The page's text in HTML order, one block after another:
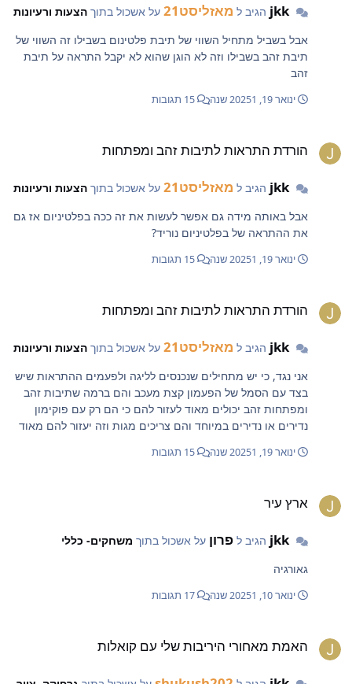
jkk הגיב ל מאזליסט21 על אשכול בתוך הצעות ורעיונות
אבל בשביל מתחיל השווי של תיבת פלטינום בשבילו זה השווי של
תיבת זהב בשבילו וזה לא הוגן שהוא לא יקבל התראה על תיבת
זהב
ינואר 19, 2025 1 שנה
הורדת התראות לתיבות זהב ומפתחות
jkk הגיב ל מאזליסט21 על אשכול בתוך הצעות ורעיונות
אבל באותה מידה גם אפשר לעשות את זה ככה בפלטיניום אז גם
את ההתראה של בפלטיניום נוריד?
ינואר 19, 2025 1 שנה
הורדת התראות לתיבות זהב ומפתחות
jkk הגיב ל מאזליסט21 על אשכול בתוך הצעות ורעיונות
אני נגד, כי יש מתחילים שנכנסים לליגה ולפעמים ההתראות שיש
בצד עם הסמל של הפעמון קצת מעכב והם ברמה שתיבות זהב
ומפתחות זהב יכולים מאוד לעזור להם כי הם רק עם פוקימון
נדירים או נדירים במיוחד והם צריכים מגות וזה יעזור להם מאוד
גילעד: התיבה של ההתראות לא עוצרת בכלום את החרישה זה
מפתח זהב. תודה רבה
ינואר 19, 2025 1 שנה
ארץ עיר
jkk הגיב ל פרון על אשכול בתוך משחקים- כללי
גאורגיה
ינואר 10, 2025 1 שנה
האמת מאחורי היריבות שלי עם קואלות